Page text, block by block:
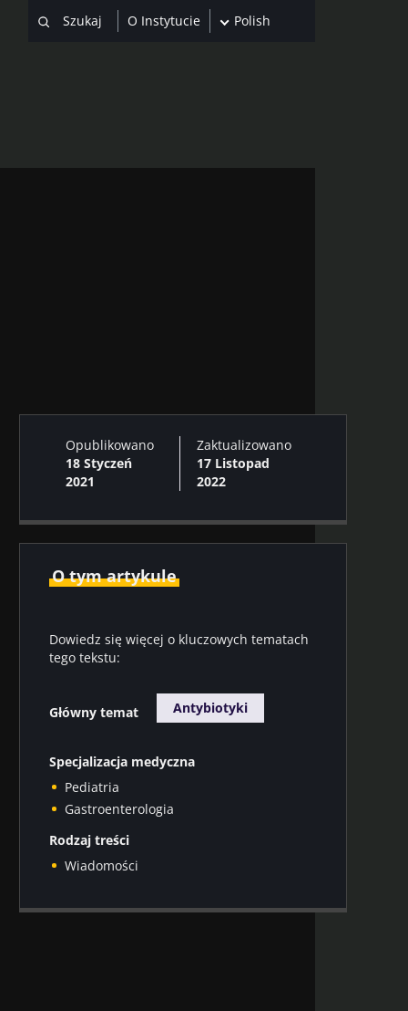
O Instytucie Polish
Opublikowano
18 Styczeń
2021
Zaktualizowano
17 Listopad
2022
O tym artykule
Dowiedz się więcej o kluczowych tematach
tego tekstu:
Główny temat Antybiotyki
Specjalizacja medyczna
Pediatria
Gastroenterologia
Rodzaj treści
Wiadomości